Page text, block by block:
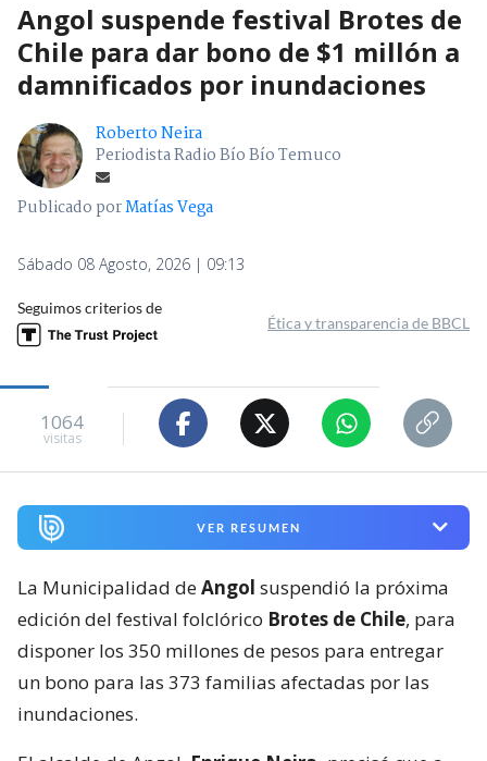
Angol suspende festival Brotes de
Chile para dar bono de $1 millón a
damnificados por inundaciones
Roberto Neira
Periodista Radio Bío Bío Temuco
Publicado porMatías Vega
Sábado 08 Agosto, 2026 | 09:13
Seguimos criterios de
Ética y transparencia de BBCL
1064
visitas
VER RESUMEN
La Municipalidad deAngol suspendió la próxima
edición del festival folclórico Brotes de Chile, para
disponer los 350 millones de pesos para entregar
un bono para las 373 familias afectadas por las
inundaciones.